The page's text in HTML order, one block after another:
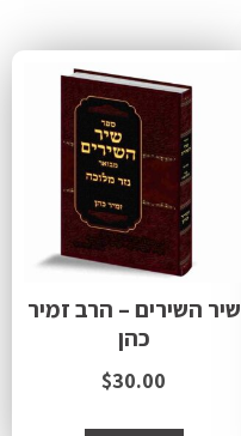
שיר השירים – הרב זמיר
כהן
$30.00